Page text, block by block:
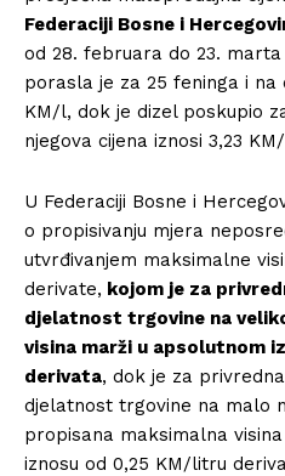
Federaciji Bosne i
od 28. februara do 23.
porasla je za 25 feninga i na
KM/l, dok je dizel poskupio
njegova cijena iznosi 3,23
U Federaciji Bosne i
o propisivanju mjera
utvrđivanjem maksimalne
derivate, kojom je za
djelatnost trgovine na
visina marži u apsolutnom
derivata, dok je za
djelatnost trgovine na malo
propisana maksimalna
iznosu od 0,25 KM/litru